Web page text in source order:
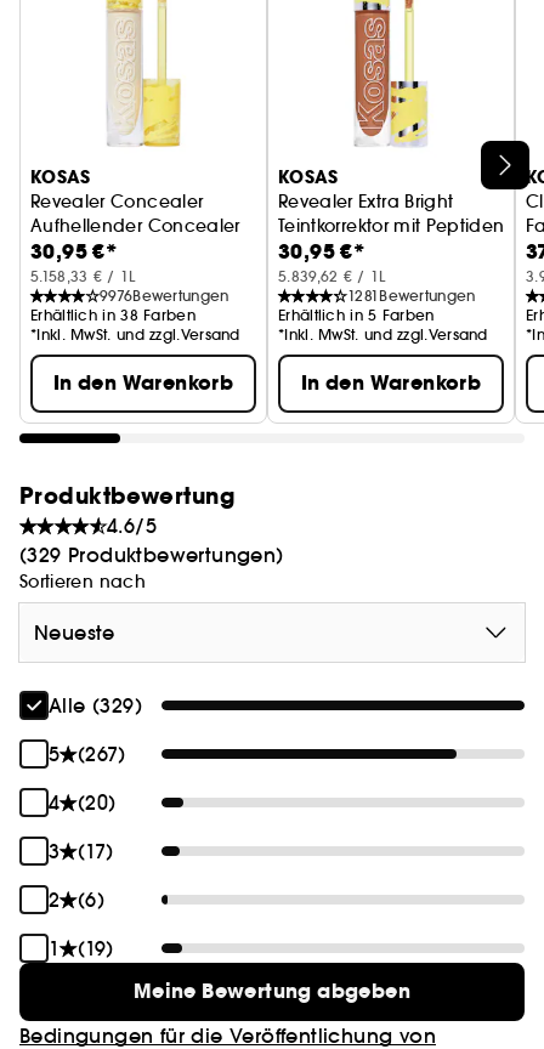
*Basierend auf einer klinischen Studie mit 33
Probanden, gemessen mit einem Corneometer*
und einer visuellen Bewertung** nach 4 Wochen
Anwendung von
KOSAS
Revealer Concealer
Aufhellender Concealer
30,95 €*
5.158,33 € / 1L
9976Bewertungen
Erhältlich in 38 Farben
*Inkl. MwSt. und zzgl.Versand
In den Warenkorb
KOSAS
Revealer Extra Bright
Teintkorrektor mit Peptiden
30,95 €*
5.839,62 € / 1L
1281 Bewertungen
Erhältlich in 5 Farben
*Inkl. MwSt. und zzgl.Versand
In den Warenkorb
Produktbewertung
4.6/5
(329 Produktbewertungen)
Sortieren nach
Neueste
Alle (329)
5
(267)
4
(20)
3
(17)
2
(6)
1
(19)
Meine Bewertung abgeben
Bedingungen für die Veröffentlichung von